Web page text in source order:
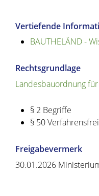
Vertiefende
BAUTHELÄND -
Rechtsgrundlage
Landesbauordnung
§ 2 Begriffe
§ 50
Freigabevermerk
30.01.2026